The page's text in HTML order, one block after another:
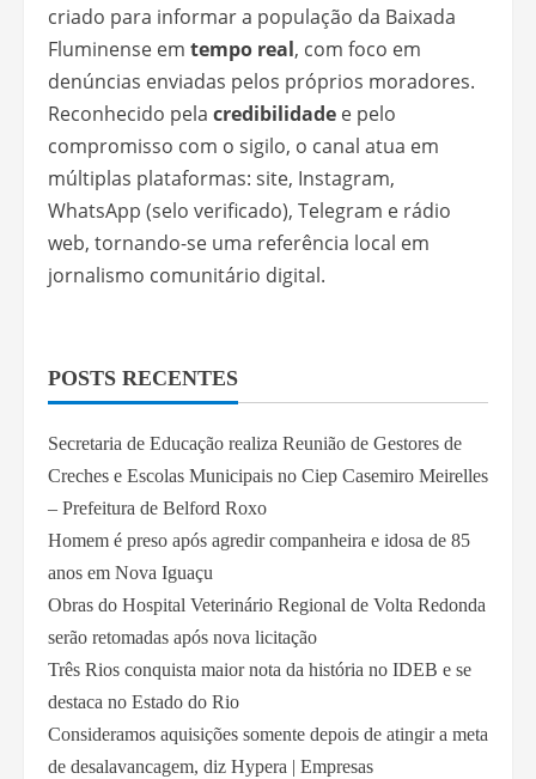
criado para informar a população da Baixada
Fluminense em tempo real, com foco em
denúncias enviadas pelos próprios moradores.
Reconhecido pela credibilidade e pelo
compromisso com o sigilo, o canal atua em
múltiplas plataformas: site, Instagram,
WhatsApp (selo verificado), Telegram e rádio
web, tornando-se uma referência local em
jornalismo comunitário digital.
POSTS RECENTES
Secretaria de Educação realiza Reunião de Gestores de
Creches e Escolas Municipais no Ciep Casemiro Meirelles
– Prefeitura de Belford Roxo
Homem é preso após agredir companheira e idosa de 85
anos em Nova Iguaçu
Obras do Hospital Veterinário Regional de Volta Redonda
serão retomadas após nova licitação
Três Rios conquista maior nota da história no IDEB e se
destaca no Estado do Rio
Consideramos aquisições somente depois de atingir a meta
de desalavancagem, diz Hypera | Empresas